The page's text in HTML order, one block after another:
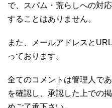
で、スパム・荒らしへの対
することはありません。
また、メールアドレスと
っております。
全てのコメントは管理人で
を確認し、承認した上での